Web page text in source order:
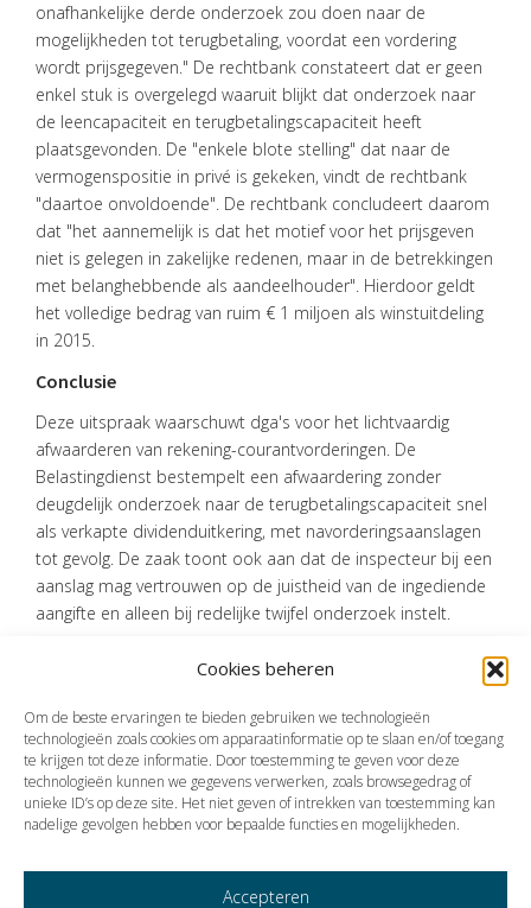
Cookies beheren
Om de beste ervaringen te bieden gebruiken we technologieën
technologieën zoals cookies om apparaatinformatie op te slaan en/of toegang
te krijgen tot deze informatie. Door toestemming te geven voor deze
technologieën kunnen we gegevens verwerken, zoals browsegedrag of
unieke ID’s op deze site. Het niet geven of intrekken van toestemming kan
nadelige gevolgen hebben voor bepaalde functies en mogelijkheden.
Accepteren
onafhankelijke derde onderzoek zou doen naar de
mogelijkheden tot terugbetaling, voordat een vordering
wordt prijsgegeven." De rechtbank constateert dat er geen
enkel stuk is overgelegd waaruit blijkt dat onderzoek naar
de leencapaciteit en terugbetalingscapaciteit heeft
plaatsgevonden. De "enkele blote stelling" dat naar de
vermogenspositie in privé is gekeken, vindt de rechtbank
"daartoe onvoldoende". De rechtbank concludeert daarom
dat "het aannemelijk is dat het motief voor het prijsgeven
niet is gelegen in zakelijke redenen, maar in de betrekkingen
met belanghebbende als aandeelhouder". Hierdoor geldt
het volledige bedrag van ruim € 1 miljoen als winstuitdeling
in 2015.
Conclusie
Deze uitspraak waarschuwt dga's voor het lichtvaardig
afwaarderen van rekening-courantvorderingen. De
Belastingdienst bestempelt een afwaardering zonder
deugdelijk onderzoek naar de terugbetalingscapaciteit snel
als verkapte dividenduitkering, met navorderingsaanslagen
tot gevolg. De zaak toont ook aan dat de inspecteur bij een
aanslag mag vertrouwen op de juistheid van de ingediende
aangifte en alleen bij redelijke twijfel onderzoek instelt.
Bron:Rechtbank Zeeland-West-Brabant | jurisprudentie |
Vorige Volgende